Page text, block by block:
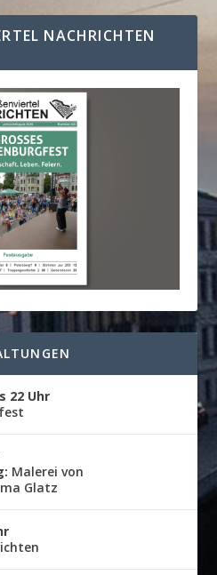
NACHRICHTEN A
22 Uhr
Malerei von
Glatz